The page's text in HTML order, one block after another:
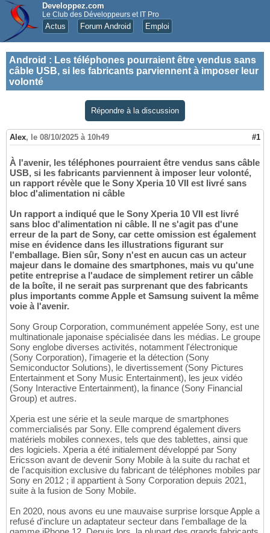
Developpez.com
Le Club des Développeurs et IT Pro
Actus Forum Android Emploi
Android : Les téléphones pourraient être vendus sans
câble USB, si les fabricants parviennent à imposer leur
volonté
Répondre à la discussion
Alex, le 08/10/2025 à 10h49 #1
À l'avenir, les téléphones pourraient être vendus sans câble
USB, si les fabricants parviennent à imposer leur volonté,
un rapport révèle que le Sony Xperia 10 VII est livré sans
bloc d'alimentation ni câble
Un rapport a indiqué que le Sony Xperia 10 VII est livré
sans bloc d'alimentation ni câble. Il ne s'agit pas d'une
erreur de la part de Sony, car cette omission est également
mise en évidence dans les illustrations figurant sur
l'emballage. Bien sûr, Sony n'est en aucun cas un acteur
majeur dans le domaine des smartphones, mais vu qu'une
petite entreprise a l'audace de simplement retirer un câble
de la boîte, il ne serait pas surprenant que des fabricants
plus importants comme Apple et Samsung suivent la même
voie à l'avenir.
Sony Group Corporation, communément appelée Sony, est une
multinationale japonaise spécialisée dans les médias. Le groupe
Sony englobe diverses activités, notamment l'électronique
(Sony Corporation), l'imagerie et la détection (Sony
Semiconductor Solutions), le divertissement (Sony Pictures
Entertainment et Sony Music Entertainment), les jeux vidéo
(Sony Interactive Entertainment), la finance (Sony Financial
Group) et autres.
Xperia est une série et la seule marque de smartphones
commercialisés par Sony. Elle comprend également divers
matériels mobiles connexes, tels que des tablettes, ainsi que
des logiciels. Xperia a été initialement développé par Sony
Ericsson avant de devenir Sony Mobile à la suite du rachat et
de l'acquisition exclusive du fabricant de téléphones mobiles par
Sony en 2012 ; il appartient à Sony Corporation depuis 2021,
suite à la fusion de Sony Mobile.
En 2020, nous avons eu une mauvaise surprise lorsque Apple a
refusé d'inclure un adaptateur secteur dans l'emballage de la